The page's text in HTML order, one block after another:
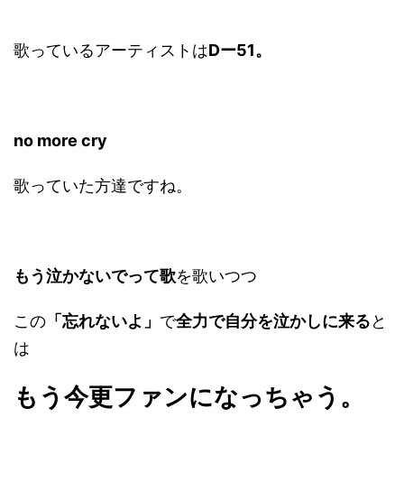
歌っているアーティストはDー51。
no more cry
歌っていた方達ですね。
もう泣かないでって歌を歌いつつ
この 「忘れないよ」 で全力で自分を泣かしに来ると
は
もう今更ファンになっちゃう。